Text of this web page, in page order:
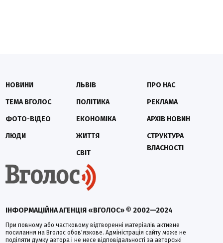
ІНФОРМАЦІЙНА АГЕНЦІЯ «ВГОЛОС» © 2002—2024
При повному або частковому відтворенні матеріалів активне
посилання на Вголос обов'язкове. Адміністрація сайту може не
поділяти думку автора і не несе відповідальності за авторські
НОВИНИ
ТЕМА ВГОЛОС
ФОТО-ВІДЕО
ЛЮДИ
ЛЬВІВ
ПОЛІТИКА
ЕКОНОМІКА
ЖИТТЯ
СВІТ
ПРО НАС
РЕКЛАМА
АРХІВ НОВИН
СТРУКТУРА
ВЛАСНОСТІ